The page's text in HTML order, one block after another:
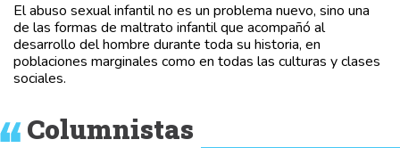
El abuso sexual infantil no es un problema nuevo, sino una
de las formas de maltrato infantil que acompañó al
desarrollo del hombre durante toda su historia, en
poblaciones marginales como en todas las culturas y clases
sociales.
Columnistas